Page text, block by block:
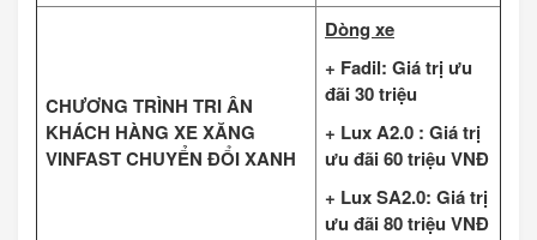
CHƯƠNG TRÌNH TRI ÂN
KHÁCH HÀNG XE XĂNG
VINFAST CHUYỂN ĐỔI XANH
Dòng xe
+ Fadil: Giá trị ưu
đãi 30 triệu
+ Lux A2.0 : Giá trị
ưu đãi 60 triệu VNĐ
+ Lux SA2.0: Giá trị
ưu đãi80 triệu VNĐ